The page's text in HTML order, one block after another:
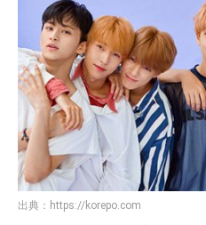
出典： https://korepo.com